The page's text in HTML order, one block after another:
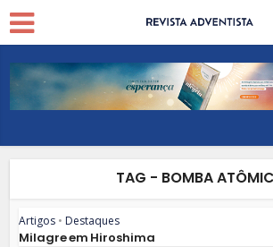
TAG - BOMBA
Artigos • Destaques
Milagre em Hiroshima